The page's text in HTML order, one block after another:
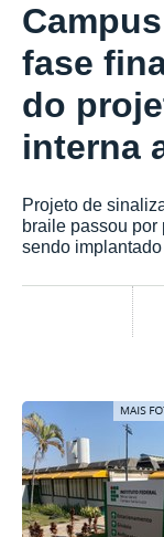
fase
do
interna
Projeto de
braile passou por
sendo